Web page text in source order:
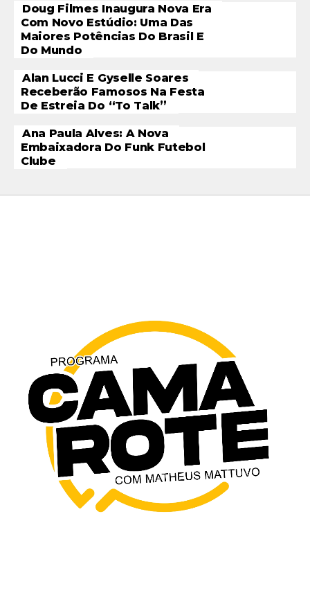
Doug Filmes Inaugura Nova Era
Com Novo Estúdio: Uma Das
Maiores Potências Do Brasil E
Do Mundo
Alan Lucci E Gyselle Soares
Receberão Famosos Na Festa
De Estreia Do “To Talk”
Ana Paula Alves: A Nova
Embaixadora Do Funk Futebol
Clube